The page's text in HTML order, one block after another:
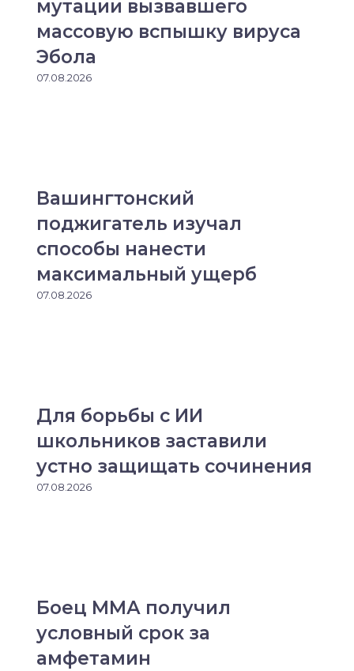
мутации вызвавшего
массовую вспышку вируса
Эбола
07.08.2026
Вашингтонский
поджигатель изучал
способы нанести
максимальный ущерб
07.08.2026
Для борьбы с ИИ
школьников заставили
устно защищать сочинения
07.08.2026
Боец ММА получил
условный срок за
амфетамин